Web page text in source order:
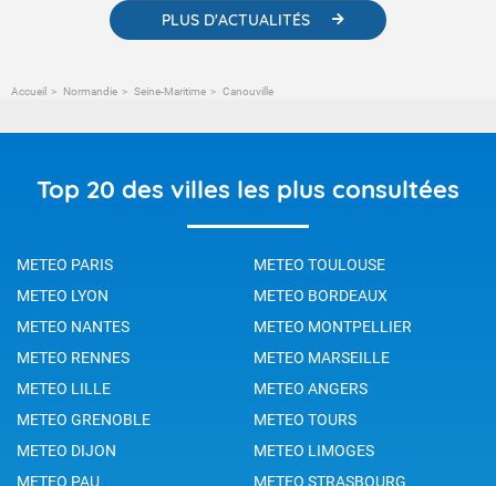
PLUS D'ACTUALITÉS
Accueil Normandie Seine-Maritime Canouville
Top 20 des villes les plus consultées
METEO PARIS
METEO TOULOUSE
METEO LYON
METEO BORDEAUX
METEO NANTES
METEO MONTPELLIER
METEO RENNES
METEO MARSEILLE
METEO LILLE
METEO ANGERS
METEO GRENOBLE
METEO TOURS
METEO DIJON
METEO LIMOGES
METEO PAU
METEO STRASBOURG